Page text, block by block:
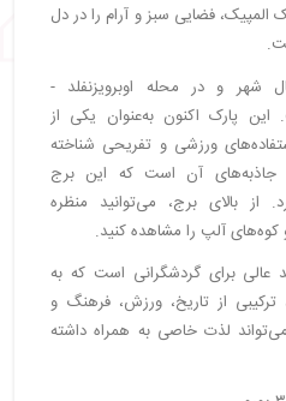
المپیک، فضایی سبز و آرام را در دل
شهر و در محله اوبرویزنفلد -
پارک اکنون به‌عنوان یکی از
ورزشی و تفریحی شناخته
جاذبه‌های آن است که این برج
دارد. از بالای برج، می‌توانید منظره
کوه‌های آلپ را مشاهده کنید.
برای گردشگرانی است که به
از تاریخ، ورزش، فرهنگ و
لذت خاصی به همراه داشته